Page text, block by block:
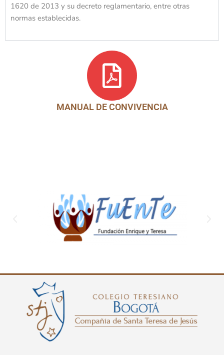
1620 de 2013 y su decreto reglamentario, entre otras
normas establecidas.
MANUAL DE CONVIVENCIA